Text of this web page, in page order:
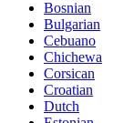
Bosnian
Bulgarian
Cebuano
Chichewa
Corsican
Croatian
Dutch